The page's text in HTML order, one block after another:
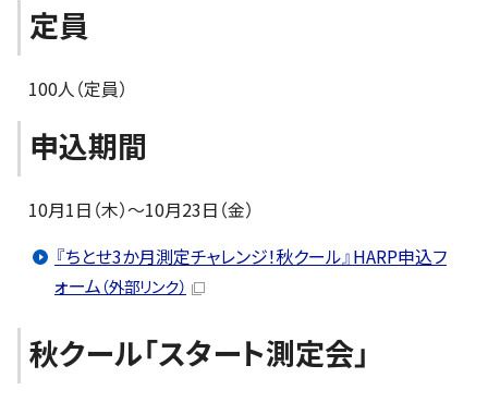
定員
100人（定員）
申込期間
10月1日（木）～10月23日（金）
『ちとせ3か月測定チャレンジ！秋クール』HARP申込フ
ォーム（外部リンク）
秋クール「スタート測定会」